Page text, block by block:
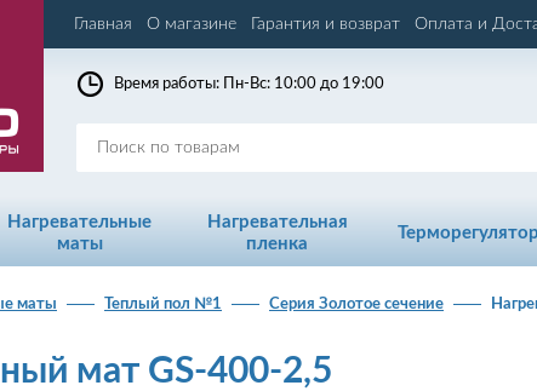
Главная О магазине Гарантия и возврат Оплата и
Время работы: Пн-Вс: 10:00 до 19:00
Нагревательные
маты
Нагревательная
пленка
маты Теплый пол №1 Серия Золотое сечение
мат GS-400-2,5